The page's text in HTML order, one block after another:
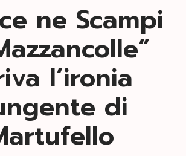
ne Scampi
l’ironia
di